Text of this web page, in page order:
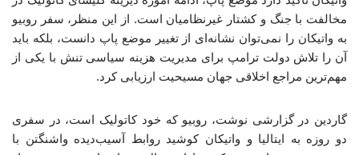
مخالفت با جنگ و کشتار غیرنظامیان است. از این منظر، سفر روبیو
به واتیکان را نمی‌توان نشانه‌ای از تغییر موضع پاپ دانست، بلکه باید
آن را تلاش دولت ترامپ برای مدیریت هزینه سیاسی تنش با یکی از
مهم‌ترین مراجع اخلاقی جهان مسیحیت ارزیابی کرد.
گاردین در گزارشی نوشت، روبیو که خود کاتولیک است، در سفری
دو روزه به ایتالیا و واتیکان کوشید روابط آسیب‌دیده واشنگتن با